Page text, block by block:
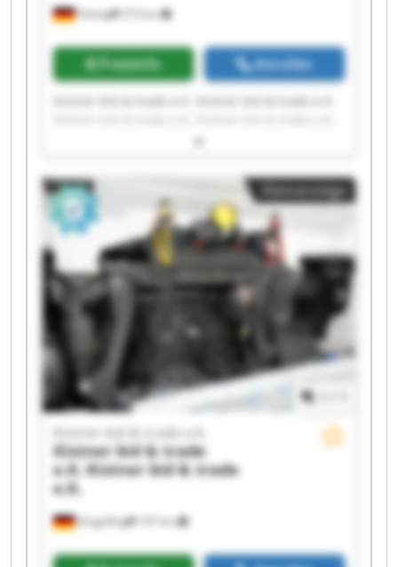
Peiting 273 km
Preisinfo Anrufen
Kistner bid & trade e.K. Kistner bid & trade e.K.
Kistner bid & trade e.K. Kistner bid & trade e.K.
Kistner bid & trade e.K. Kistner bid & trade e.K.
Kistner bid & trade e.K. Kistner bid & trade e.K.
Kistner bid & trade e.K. Kistner bid & trade e.K.
Kistner bid & trade e.K. Kistner bid & trade e.K.
Kistner bid & trade e.K. Kistner bid & trade e.K.
Kleinanzeige
Dingolfing 197 km
Kistner bid & trade e.K.
Kistner bid & trade
e.K. Kistner bid & trade
e.K.